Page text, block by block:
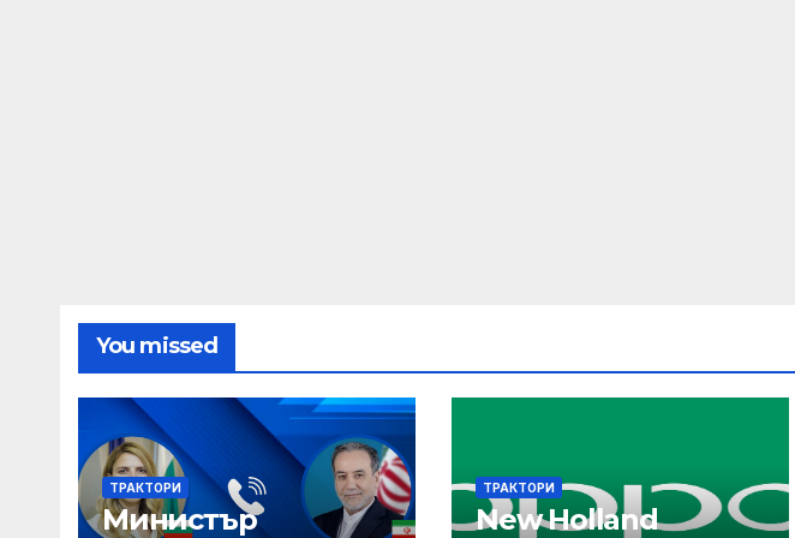
You missed
ТРАКТОРИ
Министър
ТРАКТОРИ
New Holland